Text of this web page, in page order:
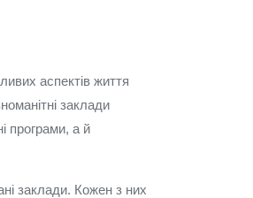
аспектів життя
заклади
програми, а й
заклади. Кожен з них